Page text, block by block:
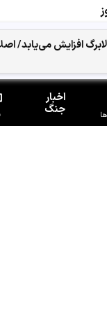
افزایش می‌یابد/
جدید» نتانیاهو؛
اخبار
جنگ